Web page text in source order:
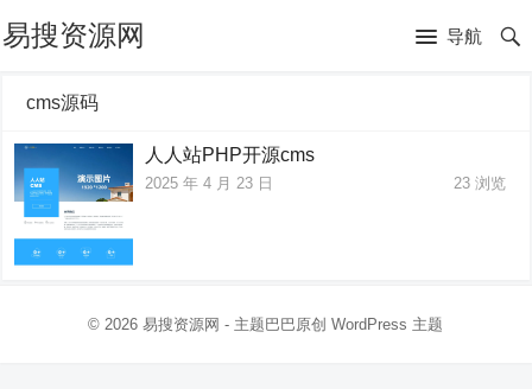
易搜资源网 导航
cms源码
人人站PHP开源cms
2025 年 4 月 23 日 23浏览
© 2026易搜资源网 - 主题巴巴原创WordPress 主题